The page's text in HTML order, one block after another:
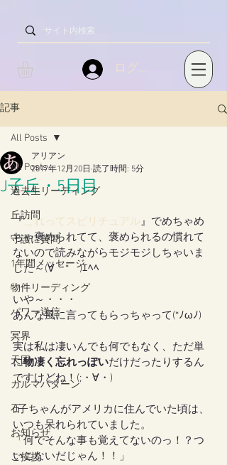
ログイン
記事
All Posts
過去生リーディング
丘訪問
守護に質問
1年間メッセージ
物件リーディング
パワー送信
冥界
天国
カルマパターン
石
お知らせ
ご挨拶
All Posts
J子丘・5日目
アリアン
2017年12月20日 読了時間: 5分
『これってスピリチュアル』でめちゃめ
ちゃ褒められてて、褒められるの慣れて
ないので読みながらモジモジしちゃいま
した～(∀｀*ゞ)ｴﾍﾍ
いや～・・・
あんな風に言ってもらっちゃって(*ﾉωﾉ)
実は私は凄いんでも何でもなく、ただ単
に物凄く忘れっぽいだけだったりするん
ですけどね！(;・∀・)
J子ちゃんがアメリカに住んでいた頃は、
いつも呆れられていました。
「何でそんな事も覚えてないのっ！？つ
いこないだじゃん！！」